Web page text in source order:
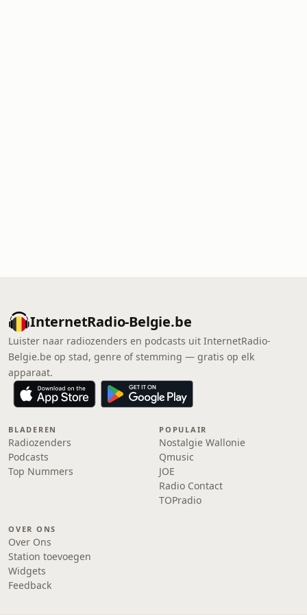
InternetRadio-Belgie.be
Luister naar radiozenders en podcasts uit InternetRadio-
Belgie.be op stad, genre of stemming — gratis op elk
apparaat.
BLADEREN
Radiozenders
Podcasts
Top Nummers
POPULAIR
Nostalgie Wallonie
Qmusic
JOE
Radio Contact
TOPradio
OVER ONS
Over Ons
Station toevoegen
Widgets
Feedback